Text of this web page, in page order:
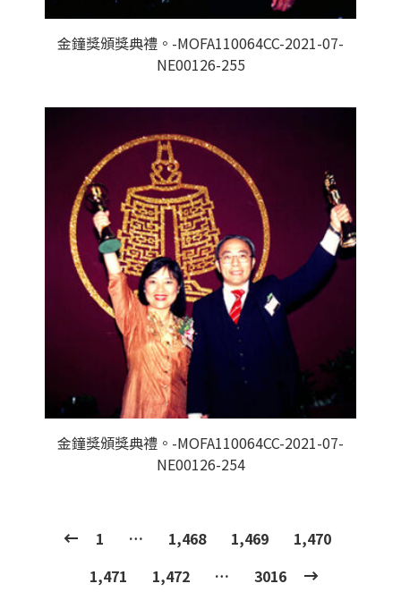
金鐘獎頒獎典禮。-MOFA110064CC-2021-07-
NE00126-255
金鐘獎頒獎典禮。-MOFA110064CC-2021-07-
NE00126-254
1 … 1,468 1,469
1,470
1,471
1,472 … 3016